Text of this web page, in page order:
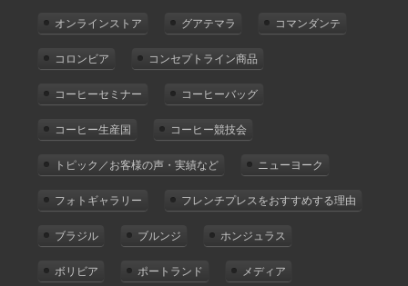
オンラインストア グアテマラ コマンダンテ
コロンビア コンセプトライン商品
コーヒーセミナー コーヒーバッグ
コーヒー生産国 コーヒー競技会
トピック／お客様の声・実績など ニューヨーク
フォトギャラリー フレンチプレスをおすすめする理由
ブラジル ブルンジ ホンジュラス
ボリビア ポートランド メディア